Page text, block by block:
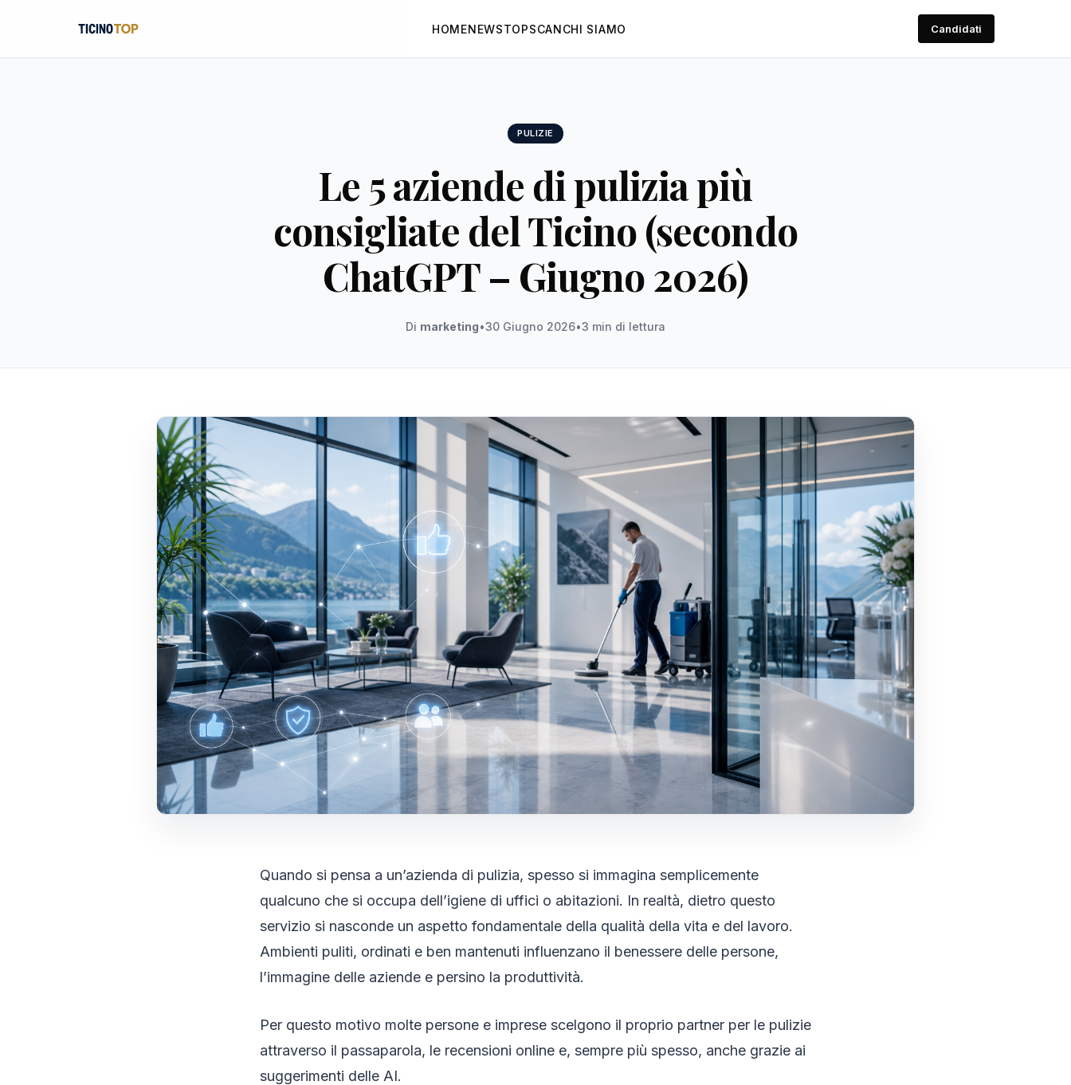
HOMENEWSTOPSCANCHI SIAMO Candidati
PULIZIE
Le 5 aziende di pulizia più
consigliate del Ticino (secondo
ChatGPT – Giugno 2026)
Di marketing•30 Giugno 2026•3 min di lettura
Quando si pensa a un’azienda di pulizia, spesso si immagina semplicemente
qualcuno che si occupa dell’igiene di uffici o abitazioni. In realtà, dietro questo
servizio si nasconde un aspetto fondamentale della qualità della vita e del lavoro.
Ambienti puliti, ordinati e ben mantenuti influenzano il benessere delle persone,
l’immagine delle aziende e persino la produttività.
Per questo motivo molte persone e imprese scelgono il proprio partner per le pulizie
attraverso il passaparola, le recensioni online e, sempre più spesso, anche grazie ai
suggerimenti delle AI.